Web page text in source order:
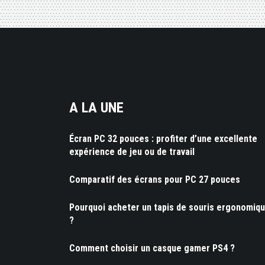
A LA UNE
Écran PC 32 pouces : profiter d’une excellente
expérience de jeu ou de travail
Comparatif des écrans pour PC 27 pouces
Pourquoi acheter un tapis de souris
?
Comment choisir un casque gamer PS4 ?